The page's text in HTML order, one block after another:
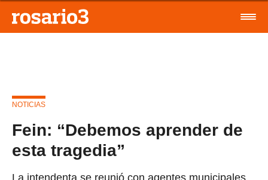
NOTICIAS
Fein: “Debemos aprender de
esta tragedia”
La intendenta se reunió con agentes municipales